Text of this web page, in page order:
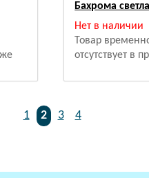
Бахрома
Нет в наличии
Товар
отсутствует в
1 2 3 4